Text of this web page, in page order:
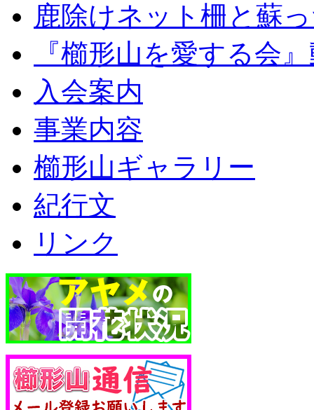
鹿除けネット柵と蘇
『櫛形山を愛する会
入会案内
事業内容
櫛形山ギャラリー
紀行文
リンク